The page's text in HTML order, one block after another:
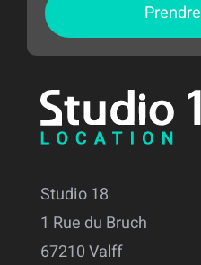
Studio 18
1 Rue du Bruch
67210 Valff